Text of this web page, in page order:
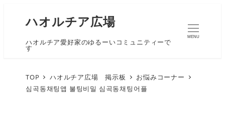
ハオルチア広場
ハオルチア愛好家のゆるーいコミュニティーで
す
MENU
TOP ハオルチア広場 掲示板
お悩みコーナー
심곡동채팅앱 불팅비밀 심곡동채팅어플